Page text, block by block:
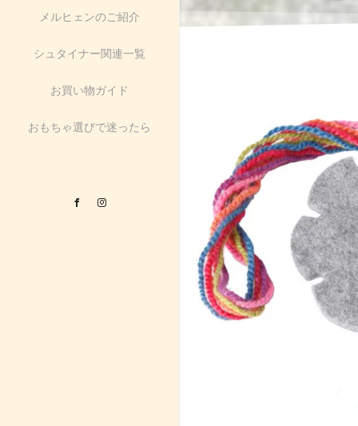
メルヒェンのご紹介
シュタイナー関連一覧
お買い物ガイド
おもちゃ選びで迷ったら
Facebook